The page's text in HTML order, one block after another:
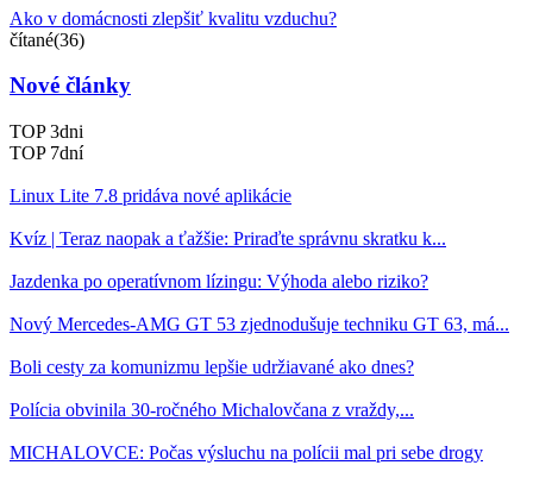
Ako v domácnosti zlepšiť kvalitu vzduchu?
čítané(36)
Nové články
TOP 3dni
TOP 7dní
Linux Lite 7.8 pridáva nové aplikácie
Kvíz | Teraz naopak a ťažšie: Priraďte správnu skratku k...
Jazdenka po operatívnom lízingu: Výhoda alebo riziko?
Nový Mercedes-AMG GT 53 zjednodušuje techniku GT 63, má...
Boli cesty za komunizmu lepšie udržiavané ako dnes?
Polícia obvinila 30-ročného Michalovčana z vraždy,...
MICHALOVCE: Počas výsluchu na polícii mal pri sebe drogy